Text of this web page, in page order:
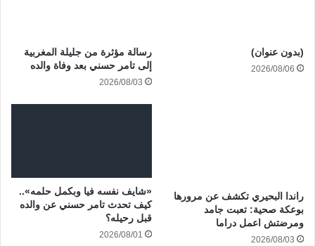
(بدون عنوان)
2026/08/06
رسالة مؤثرة من جليلة المغربية
إلى تامر حسني بعد وفاة والده
2026/08/03
راندا البحيري تكشف عن مرورها
بوعكة صحية: تعبت جامد
ومرضتش اعمل دراما
2026/08/03
«شايف نفسه فيا وبكمل حلمه»..
كيف تحدث تامر حسني عن والده
قبل رحيله؟
2026/08/01